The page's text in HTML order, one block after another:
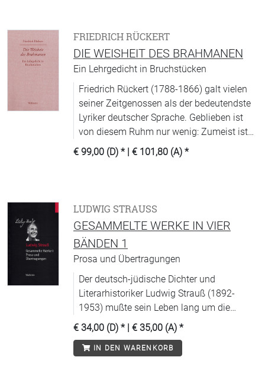
deutschen Größe und Einheit in Italien.
FRIEDRICH RÜCKERT
DIE WEISHEIT DES BRAHMANEN
Ein Lehrgedicht in Bruchstücken
Friedrich Rückert (1788-1866) galt vielen
seiner Zeitgenossen als der bedeutendste
Lyriker deutscher Sprache. Geblieben ist
von diesem Ruhm nur wenig: Zumeist ist
es die Vertonung der »Kindertotenlieder«
durch Gustav Mahler, die die Erinnerung an
dessen meisterhafte Nachdichtungen nah-
Sprache »einen Schatz geschenkt hat, den
keine andere Sprache besitzt« (Annemarie
Schimmel), ist nur noch wenigen
Fachgelehrten gewärtig.
€ 99,00 (D) * | € 101,80 (A) *
LUDWIG STRAUSS
GESAMMELTE WERKE IN VIER
BÄNDEN 1
Prosa und Übertragungen
Der deutsch-jüdische Dichter und
Literarhistoriker Ludwig Strauß (1892-
1953) mußte sein Leben lang um die
Veröffentlichung seines Werkes kämpfen.
Trotz
€ 34,00 (D) * | € 35,00 (A) *
IN DEN WARENKORB